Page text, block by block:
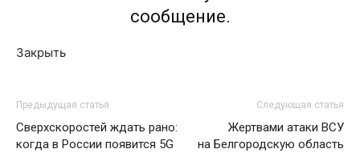
сообщение.
Закрыть
Предыдущая статья
Сверхскоростей ждать рано:
когда в России появится 5G
Следующая статья
Жертвами атаки ВСУ
на Белгородскую область